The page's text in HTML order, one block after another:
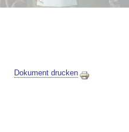
Dokument drucken